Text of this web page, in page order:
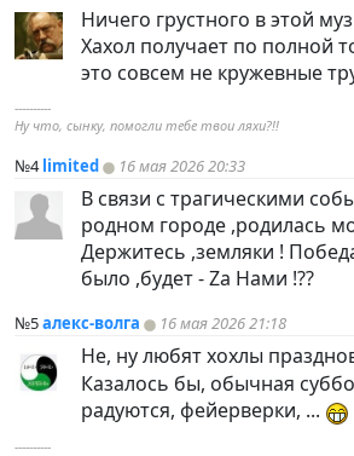
Ничего грустного в этой
Хахол получает по полной
это совсем не кружевные
----------
Ну что, сынку, помогли тебе твои ляхи?!!
№4limited 16 мая 2026 20:33
В связи с трагическими
родном городе ,родилась
Держитесь ,земляки !
было ,будет - Za Нами !??
№5алекс-волга 16 мая 2026 21:18
Не, ну любят хохлы
Казалось бы, обычная
радуются, фейерверки, ...
----------